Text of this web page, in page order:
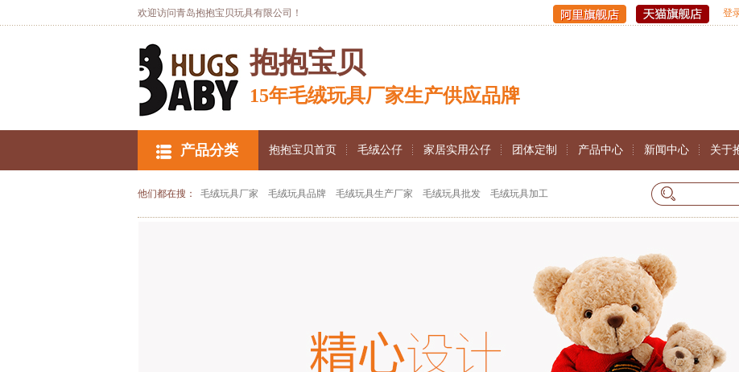
登
欢迎访问青岛抱抱宝贝玩具有限公司！
抱抱宝贝
15年毛绒玩具厂家生产供应品牌
产品分类 抱抱宝贝首页 毛绒公仔 家居实用公仔 团体定制 产品中心 新闻中心 关于
他们都在搜： 毛绒玩具厂家 毛绒玩具品牌 毛绒玩具生产厂家 毛绒玩具批发 毛绒玩具加工